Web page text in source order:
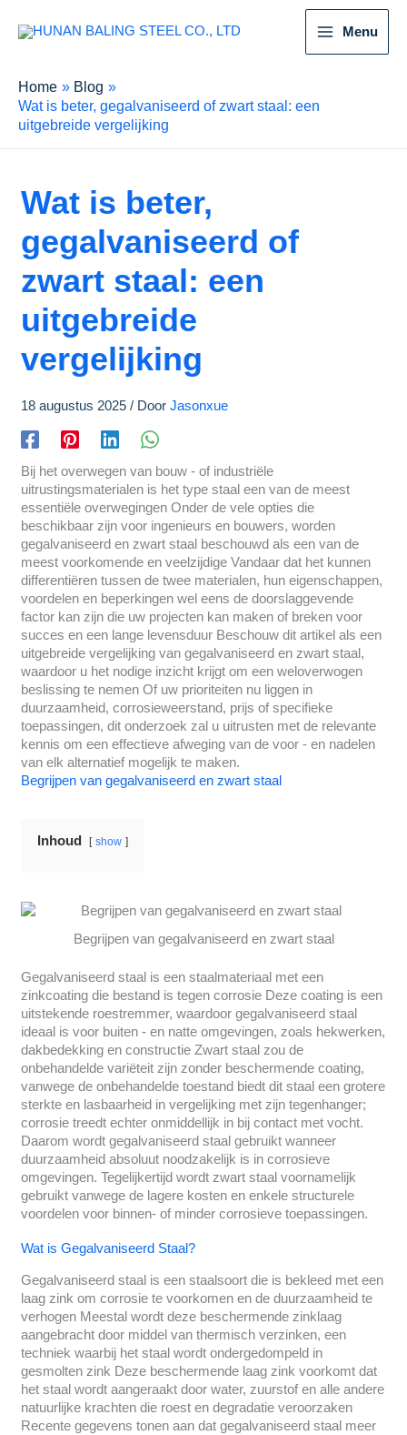
Menu
Home
Blog
Wat is beter, gegalvaniseerd of zwart staal: een
uitgebreide vergelijking
Wat is beter,
gegalvaniseerd of
zwart staal: een
uitgebreide
vergelijking
18 augustus 2025 / Door Jasonxue
Bij het overwegen van bouw - of industriële
uitrustingsmaterialen is het type staal een van de meest
essentiële overwegingen Onder de vele opties die
beschikbaar zijn voor ingenieurs en bouwers, worden
gegalvaniseerd en zwart staal beschouwd als een van de
meest voorkomende en veelzijdige Vandaar dat het kunnen
differentiëren tussen de twee materialen, hun eigenschappen,
voordelen en beperkingen wel eens de doorslaggevende
factor kan zijn die uw projecten kan maken of breken voor
succes en een lange levensduur Beschouw dit artikel als een
uitgebreide vergelijking van gegalvaniseerd en zwart staal,
waardoor u het nodige inzicht krijgt om een weloverwogen
beslissing te nemen Of uw prioriteiten nu liggen in
duurzaamheid, corrosieweerstand, prijs of specifieke
toepassingen, dit onderzoek zal u uitrusten met de relevante
kennis om een effectieve afweging van de voor - en nadelen
van elk alternatief mogelijk te maken.
Begrijpen van gegalvaniseerd en zwart staal
Inhoud show
Begrijpen van gegalvaniseerd en zwart staal
Gegalvaniseerd staal is een staalmateriaal met een
zinkcoating die bestand is tegen corrosie Deze coating is een
uitstekende roestremmer, waardoor gegalvaniseerd staal
ideaal is voor buiten - en natte omgevingen, zoals hekwerken,
dakbedekking en constructie Zwart staal zou de
onbehandelde variëteit zijn zonder beschermende coating,
vanwege de onbehandelde toestand biedt dit staal een grotere
sterkte en lasbaarheid in vergelijking met zijn tegenhanger;
corrosie treedt echter onmiddellijk in bij contact met vocht.
Daarom wordt gegalvaniseerd staal gebruikt wanneer
duurzaamheid absoluut noodzakelijk is in corrosieve
omgevingen. Tegelijkertijd wordt zwart staal voornamelijk
gebruikt vanwege de lagere kosten en enkele structurele
voordelen voor binnen- of minder corrosieve toepassingen.
Wat is Gegalvaniseerd Staal?
Gegalvaniseerd staal is een staalsoort die is bekleed met een
laag zink om corrosie te voorkomen en de duurzaamheid te
verhogen Meestal wordt deze beschermende zinklaag
aangebracht door middel van thermisch verzinken, een
techniek waarbij het staal wordt ondergedompeld in
gesmolten zink Deze beschermende laag zink voorkomt dat
het staal wordt aangeraakt door water, zuurstof en alle andere
natuurlijke krachten die roest en degradatie veroorzaken
Recente gegevens tonen aan dat gegalvaniseerd staal meer